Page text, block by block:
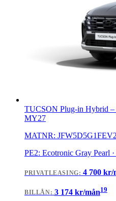
TUCSON Plug-in Hybrid –
MY27
MATNR:
PE2: Ecotronic Gray Pearl
PRIVATLEASING:4 700 kr/
BILLÅN: 3 174kr/mån19